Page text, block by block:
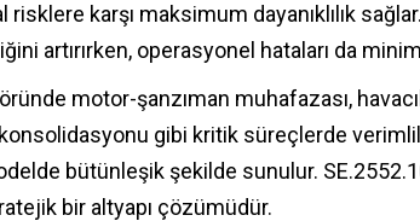
karşı maksimum dayanıklılık
artırırken, operasyonel hataları da
motor-şanzıman muhafazası,
gibi kritik süreçlerde
bütünleşik şekilde sunulur.
bir altyapı çözümüdür.